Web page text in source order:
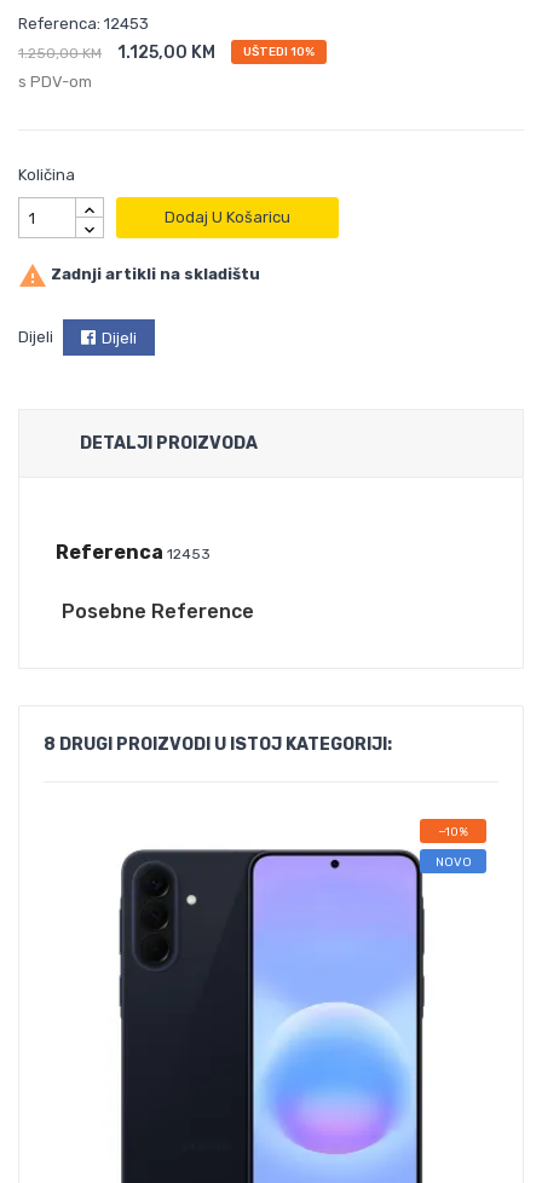
Referenca: 12453
1.250,00 KM 1.125,00 KM UŠTEDI 10%
s PDV-om
Količina
Dodaj U Košaricu
 Zadnji artikli na skladištu
Dijeli Dijeli
DETALJI PROIZVODA
Referenca 12453
Posebne Reference
8 DRUGI PROIZVODI U ISTOJ KATEGORIJI:
−10%
NOVO